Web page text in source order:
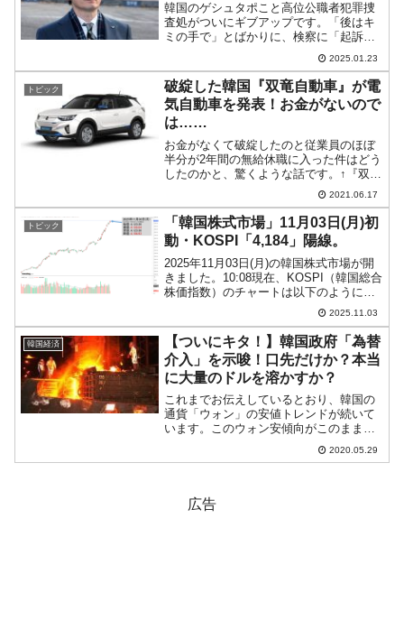
韓国のゲシュタポこと高位公職者犯罪捜
査処がついにギブアップです。「後はキ
ミの手で」とばかりに、検察に「起訴し
てね」と丸投げして逃げました。2025年
01月23日、高位公職者犯罪捜査処は「尹
錫悦（ユン・ソギョル）大統領の内乱首
謀・職権乱用、権...
2025.01.23
トピック
破綻した韓国『双竜自動車』が電
気自動車を発表！お金がないので
は……
お金がなくて破綻したのと従業員のほぼ
半分が2年間の無給休職に入った件はどう
したのかと、驚くような話です。↑『双竜
自動車』プレスリリースにある新型電気
自動車「コランドエモーション」破綻し
た法定管理下にある『双竜自動車』です
が、2021年06月...
2021.06.17
トピック
「韓国株式市場」11月03日(月)初
動・KOSPI「4,184」陽線。
2025年11月03日(月)の韓国株式市場が開
きました。10:08現在、KOSPI（韓国総合
株価指数）のチャートは以下のようにな
『Investing.com』より引用）。ギャップ
アップして始まり、現在のところ陽線で
す。...
2025.11.03
韓国経済
【ついにキタ！】韓国政府「為替
介入」を示唆！口先だけか？本当
に大量のドルを溶かすか？
これまでお伝えしているとおり、韓国の
通貨「ウォン」の安値トレンドが続いて
います。このウォン安傾向がこのまま続
くことは韓国にとって大変にまずいので
す。2020年05月29日、ついに韓国の洪楠
2020.05.29
広告